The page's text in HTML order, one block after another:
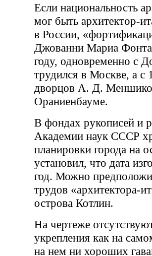
Если национальность
мог быть архитектор-
в России,
Джованни Мариа
году, одновременно с
трудился в Москве, а с
дворцов А. Д.
Ораниенбауме.
В фондах рукописей и
Академии наук СССР
планировки города на
установил, что дата
год. Можно
трудов «архитектора-
острова Котлин.
На чертеже
укрепления как на
на нем ни хороших